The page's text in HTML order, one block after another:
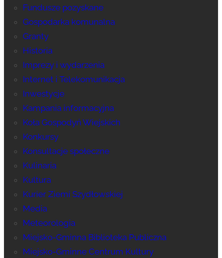
Fundusze pozyskane
Gospodarka komunalna
Granty
Historia
Imprezy i wydarzenia
Internet i Telekomunikacja
Inwestycje
Kampania informacyjna
Koła Gospodyń Wiejskich
Konkursy
Konsultacje społeczne
Kulinaria
Kultura
Kurier Ziemi Szydłowskiej
Media
Meteorologia
Miejsko-Gminna Biblioteka Publiczna
Miejsko-Gminne Centrum Kultury